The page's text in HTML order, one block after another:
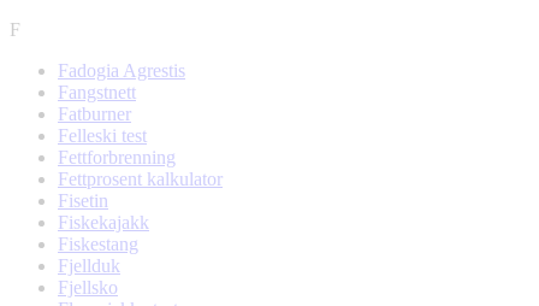
F
Fadogia Agrestis
Fangstnett
Fatburner
Felleski test
Fettforbrenning
Fettprosent kalkulator
Fisetin
Fiskekajakk
Fiskestang
Fjellduk
Fjellsko